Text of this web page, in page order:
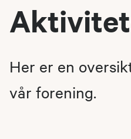
Her er en
vår forening.